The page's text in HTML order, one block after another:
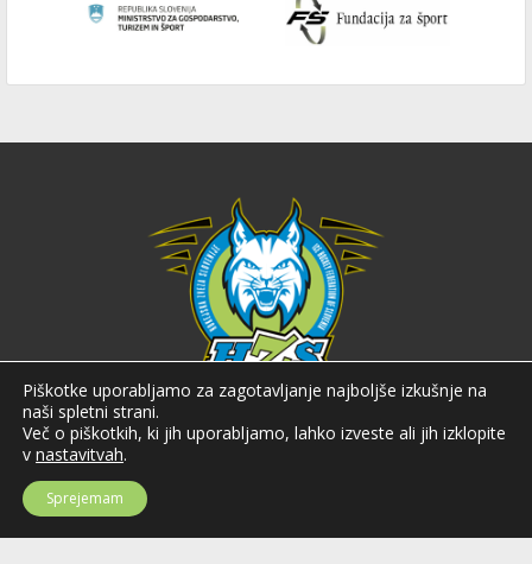
Hokejska zveza Slovenije
Hokejska zveza Slovenije (HZS) je krovna športna organizacija na področju
hokeja v Sloveniji. Organizira tekmovanja v različnih domačih in
mednarodnih hokejskih ligah in pokalih; pod njenim okriljem delujejo tudi
Piškotke uporabljamo za zagotavljanje najboljše izkušnje na
naši spletni strani.
Več o piškotkih, ki jih uporabljamo, lahko izveste ali jih izklopite
v nastavitvah.
Sprejemam